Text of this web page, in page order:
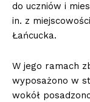
do uczniów i
in. z
Łańcucka.
W jego ramach
wyposażono w
wokół